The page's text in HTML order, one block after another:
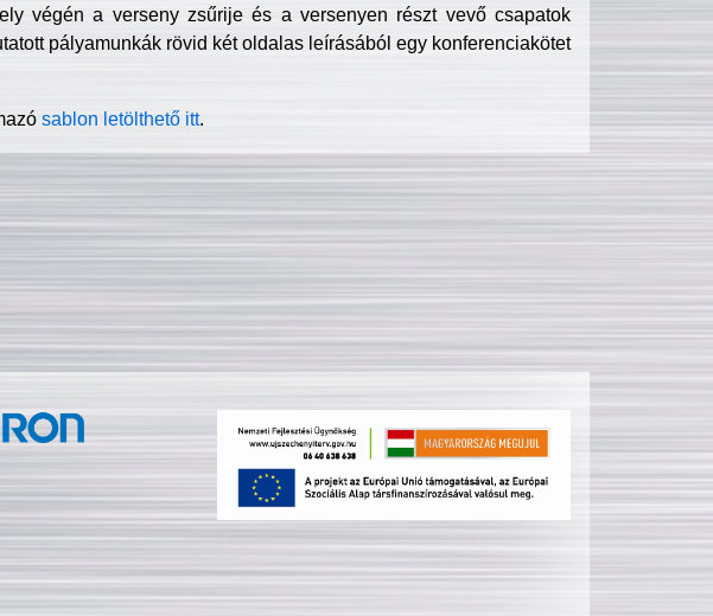
végén a verseny zsűrije és a versenyen részt vevő csapatok
pályamunkák rövid két oldalas leírásából egy konferenciakötet
sablon letölthető itt.